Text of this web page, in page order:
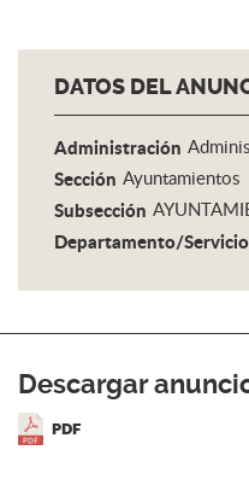
DATOS DEL
Administración
Sección Ayuntamientos
Subsección
Departamento/Servicio
Descargar
PDF